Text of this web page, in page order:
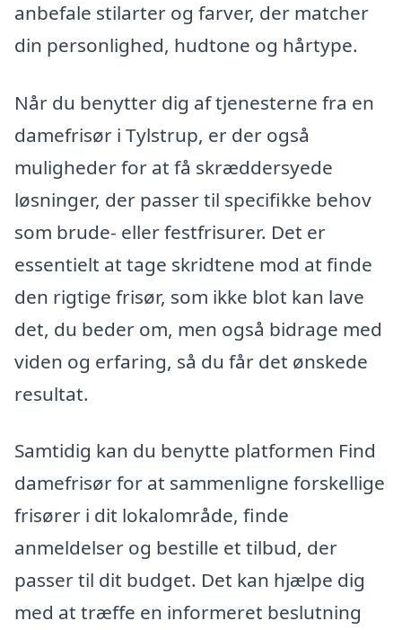
anbefale stilarter og farver, der matcher
din personlighed, hudtone og hårtype.
Når du benytter dig af tjenesterne fra en
damefrisør i Tylstrup, er der også
muligheder for at få skræddersyede
løsninger, der passer til specifikke behov
som brude- eller festfrisurer. Det er
essentielt at tage skridtene mod at finde
den rigtige frisør, som ikke blot kan lave
det, du beder om, men også bidrage med
viden og erfaring, så du får det ønskede
resultat.
Samtidig kan du benytte platformen Find
damefrisør for at sammenligne forskellige
frisører i dit lokalområde, finde
anmeldelser og bestille et tilbud, der
passer til dit budget. Det kan hjælpe dig
med at træffe en informeret beslutning